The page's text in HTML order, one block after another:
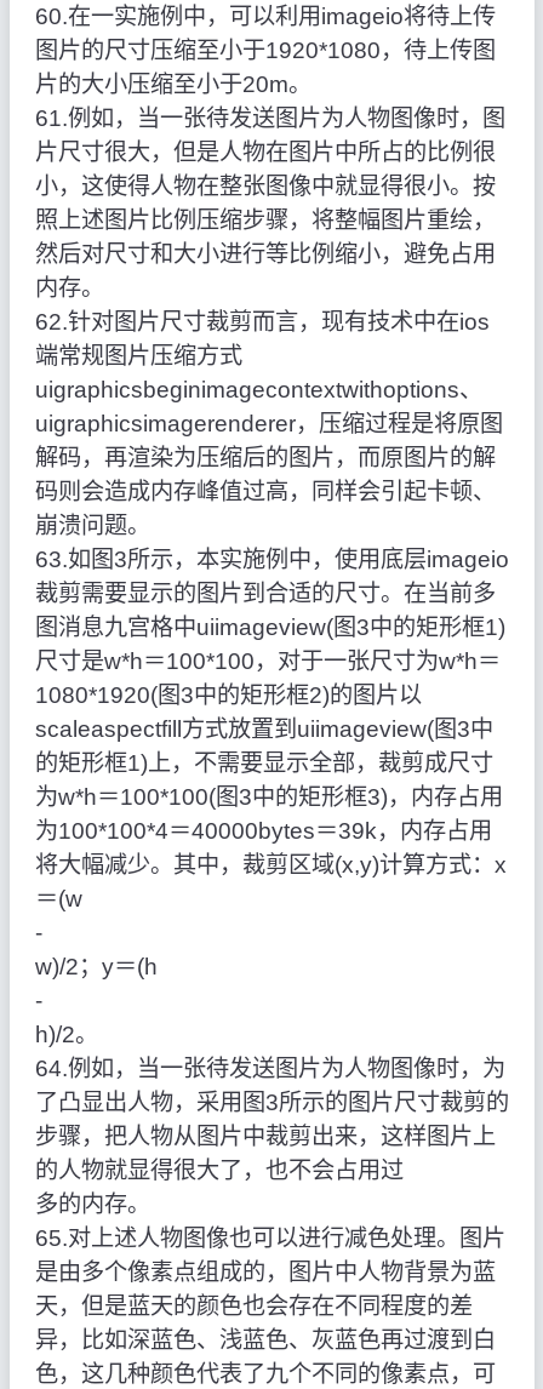
60.在一实施例中，可以利用imageio将待上传
图片的尺寸压缩至小于1920*1080，待上传图
片的大小压缩至小于20m。
61.例如，当一张待发送图片为人物图像时，图
片尺寸很大，但是人物在图片中所占的比例很
小，这使得人物在整张图像中就显得很小。按
照上述图片比例压缩步骤，将整幅图片重绘，
然后对尺寸和大小进行等比例缩小，避免占用
内存。
62.针对图片尺寸裁剪而言，现有技术中在ios
端常规图片压缩方式
uigraphicsbeginimagecontextwithoptions、
uigraphicsimagerenderer，压缩过程是将原图
解码，再渲染为压缩后的图片，而原图片的解
码则会造成内存峰值过高，同样会引起卡顿、
崩溃问题。
63.如图3所示，本实施例中，使用底层imageio
裁剪需要显示的图片到合适的尺寸。在当前多
图消息九宫格中uiimageview(图3中的矩形框1)
尺寸是w*h＝100*100，对于一张尺寸为w*h＝
1080*1920(图3中的矩形框2)的图片以
scaleaspectfill方式放置到uiimageview(图3中
的矩形框1)上，不需要显示全部，裁剪成尺寸
为w*h＝100*100(图3中的矩形框3)，内存占用
为100*100*4＝40000bytes＝39k，内存占用
将大幅减少。其中，裁剪区域(x,y)计算方式：x
＝(w
‑
w)/2；y＝(h
‑
h)/2。
64.例如，当一张待发送图片为人物图像时，为
了凸显出人物，采用图3所示的图片尺寸裁剪的
步骤，把人物从图片中裁剪出来，这样图片上
的人物就显得很大了，也不会占用过
多的内存。
65.对上述人物图像也可以进行减色处理。图片
是由多个像素点组成的，图片中人物背景为蓝
天，但是蓝天的颜色也会存在不同程度的差
异，比如深蓝色、浅蓝色、灰蓝色再过渡到白
色，这几种颜色代表了九个不同的像素点，可